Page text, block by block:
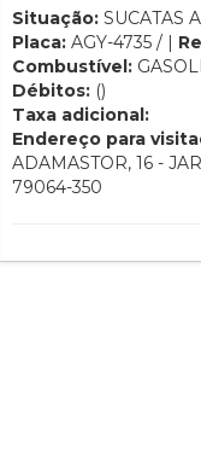
Situação: SUCATAS
Placa: AGY-4735 / |
Combustível:
Débitos: ()
Taxa adicional:
Endereço para
ADAMASTOR, 16 -
79064-350